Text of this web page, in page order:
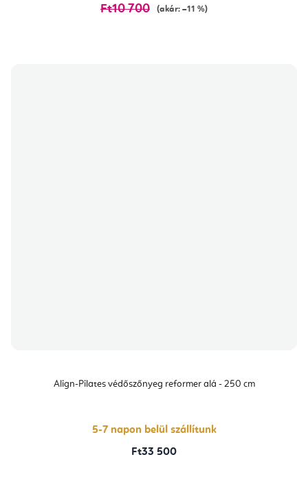
Ft10 700 (akár: –11 %)
Align-Pilates védőszőnyeg reformer alá - 250 cm
5-7 napon belül szállítunk
Ft33 500